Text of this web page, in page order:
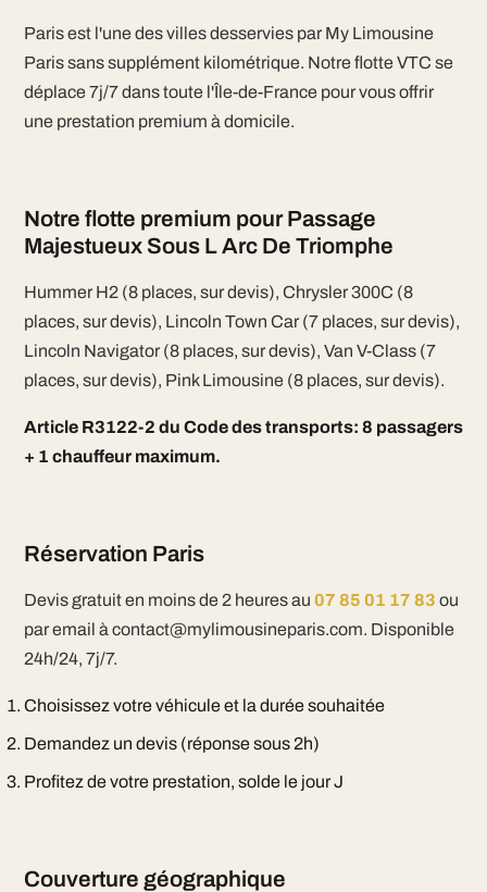
Paris est l'une des villes desservies par My Limousine
Paris sans supplément kilométrique. Notre flotte VTC se
déplace 7j/7 dans toute l'Île-de-France pour vous offrir
une prestation premium à domicile.
Notre flotte premium pour Passage
Majestueux Sous L Arc De Triomphe
Hummer H2 (8 places, sur devis), Chrysler 300C (8
places, sur devis), Lincoln Town Car (7 places, sur devis),
Lincoln Navigator (8 places, sur devis), Van V-Class (7
places, sur devis), Pink Limousine (8 places, sur devis).
Article R3122-2 du Code des transports: 8 passagers
+ 1 chauffeur maximum.
Réservation Paris
Devis gratuit en moins de 2 heures au 07 85 01 17 83 ou
par email à contact@mylimousineparis.com. Disponible
24h/24, 7j/7.
Choisissez votre véhicule et la durée souhaitée
Demandez un devis (réponse sous 2h)
Profitez de votre prestation, solde le jour J
Couverture géographique